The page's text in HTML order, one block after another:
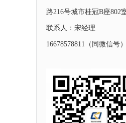
路216号城市桂冠B座802
联系人：宋经理
16678578811 （同微信号）